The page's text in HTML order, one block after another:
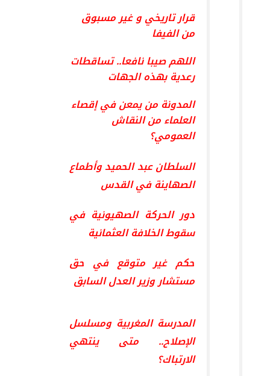
قرار تاريخي و غير مسبوق
من الفيفا
اللهم صيبا نافعا.. تساقطات
رعدية بهذه الجهات
المدونة من يمعن في إقصاء
العلماء من النقاش
العمومي؟
السلطان عبد الحميد وأطماع
الصهاينة في القدس
دور الحركة الصهيونية في
سقوط الخلافة العثمانية
حكم غير متوقع في حق
مستشار وزير العدل السابق
المدرسة المغربية ومسلسل
الإصلاح.. متى ينتهي
الارتباك؟